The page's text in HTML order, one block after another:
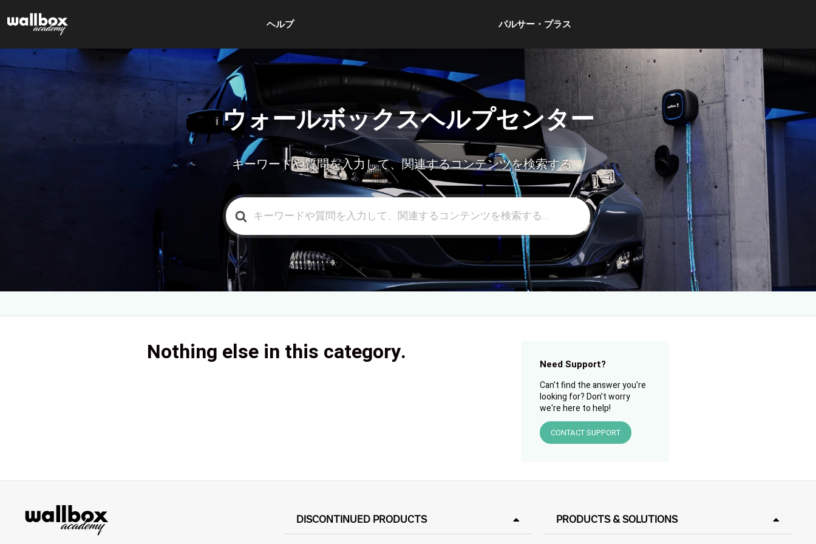
ヘルプ パルサー・プラス
ウォールボックスヘルプセンター
キーワードや質問を入力して、関連するコンテンツを検索する。
検
索
Nothing else in this category. Need Support?
Can't find the answer you're
looking for? Don't worry
we're here to help!
CONTACT SUPPORT
DISCONTINUED PRODUCTS PRODUCTS & SOLUTIONS